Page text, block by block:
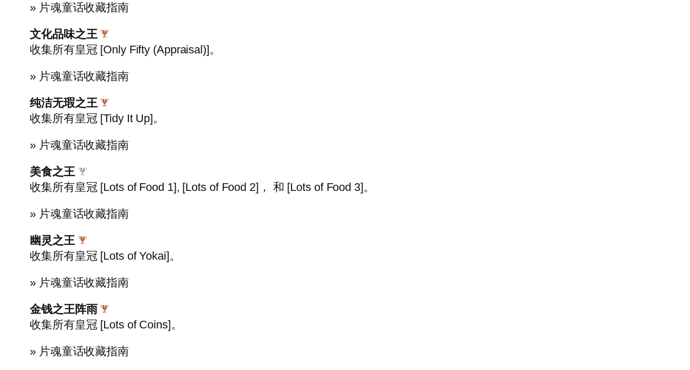
» 片魂童话收藏指南
文化品味之王
收集所有皇冠 [Only Fifty (Appraisal)]。
» 片魂童话收藏指南
纯洁无瑕之王
收集所有皇冠 [Tidy It Up]。
» 片魂童话收藏指南
美食之王
收集所有皇冠 [Lots of Food 1], [Lots of Food 2]， 和 [Lots of Food 3]。
» 片魂童话收藏指南
幽灵之王
收集所有皇冠 [Lots of Yokai]。
» 片魂童话收藏指南
金钱之王阵雨
收集所有皇冠 [Lots of Coins]。
» 片魂童话收藏指南